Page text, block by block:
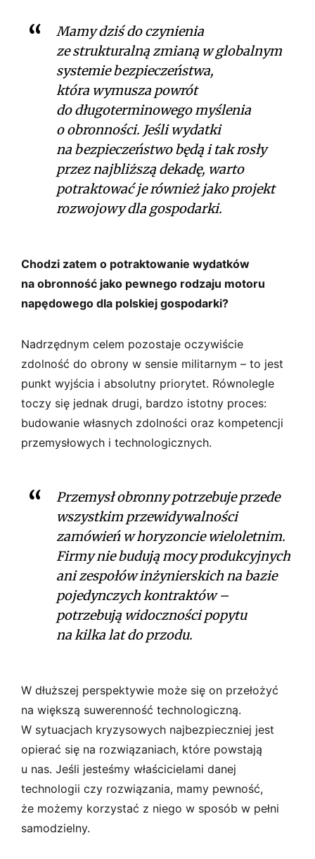
Mamy dziś do czynienia
ze strukturalną zmianą w globalnym
systemie bezpieczeństwa,
która wymusza powrót
do długoterminowego myślenia
o obronności. Jeśli wydatki
na bezpieczeństwo będą i tak rosły
przez najbliższą dekadę, warto
potraktować je również jako projekt
rozwojowy dla gospodarki.
Chodzi zatem o potraktowanie wydatków
na obronność jako pewnego rodzaju motoru
napędowego dla polskiej gospodarki?
Nadrzędnym celem pozostaje oczywiście
zdolność do obrony w sensie militarnym – to jest
punkt wyjścia i absolutny priorytet. Równolegle
toczy się jednak drugi, bardzo istotny proces:
budowanie własnych zdolności oraz kompetencji
przemysłowych i technologicznych.
Przemysł obronny potrzebuje przede
wszystkim przewidywalności
zamówień w horyzoncie wieloletnim.
Firmy nie budują mocy produkcyjnych
ani zespołów inżynierskich na bazie
pojedynczych kontraktów –
potrzebują widoczności popytu
na kilka lat do przodu.
W dłuższej perspektywie może się on przełożyć
na większą suwerenność technologiczną.
W sytuacjach kryzysowych najbezpieczniej jest
opierać się na rozwiązaniach, które powstają
u nas. Jeśli jesteśmy właścicielami danej
technologii czy rozwiązania, mamy pewność,
że możemy korzystać z niego w sposób w pełni
samodzielny.